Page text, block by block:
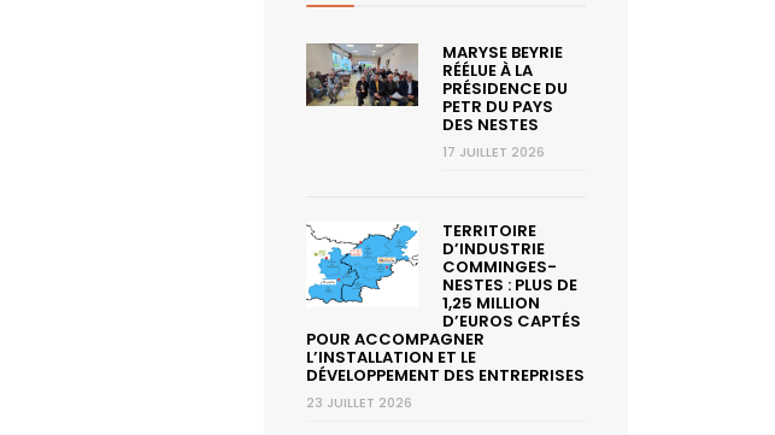
MARYSE BEYRIE
RÉÉLUE À LA
PRÉSIDENCE DU
PETR DU PAYS
DES NESTES
17 JUILLET 2026
TERRITOIRE
D’INDUSTRIE
COMMINGES-
NESTES : PLUS DE
1,25 MILLION
D’EUROS CAPTÉS
POUR ACCOMPAGNER
L’INSTALLATION ET LE
DÉVELOPPEMENT DES ENTREPRISES
23 JUILLET 2026